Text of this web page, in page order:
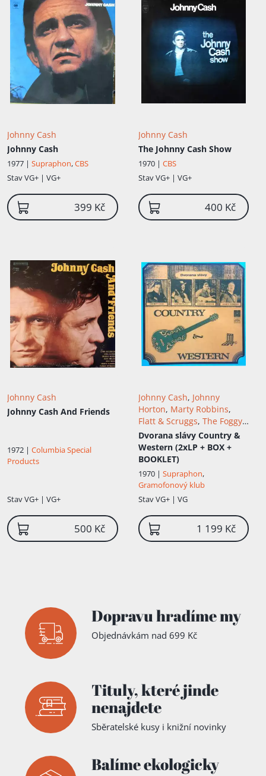
Johnny Cash
Johnny Cash
1977 | Supraphon,CBS
StavVG+ | VG+
399 Kč
Johnny Cash
The Johnny Cash Show
1970 | CBS
StavVG+ | VG+
400 Kč
Johnny Cash
Johnny Cash And Friends
1972 | Columbia Special
Products
StavVG+ | VG+
500 Kč
Johnny Cash, Johnny
Horton, Marty Robbins,
Flatt & Scruggs, The Foggy
Mountain Boys
Dvorana slávy Country &
Western (2xLP + BOX +
BOOKLET)
1970 | Supraphon,
Gramofonový klub
StavVG+ | VG
1 199 Kč
Dopravu hradíme my
Objednávkám nad 699 Kč
Tituly,které jinde
nenajdete
Sběratelské kusy i knižní novinky
Balíme ekologicky